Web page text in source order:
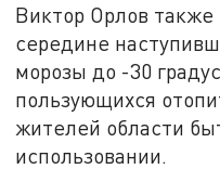
Виктор Орлов
середине
морозы до -30
пользующихся
жителей области
использовании.